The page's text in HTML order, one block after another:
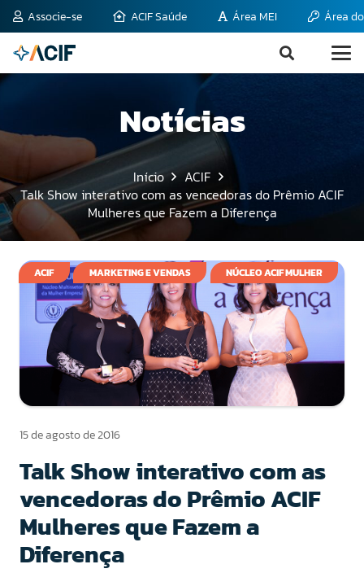
Associe-se ACIF Saúde Área MEI Área
Notícias
Início
ACIF
Talk Show interativo com as vencedoras do Prêmio ACIF
Mulheres que Fazem a Diferença
ACIF MARKETING E VENDAS NÚCLEO ACIF MULHER
15 de agosto de 2016
Talk Show interativo com as
vencedoras do Prêmio ACIF
Mulheres que Fazem a
Diferença